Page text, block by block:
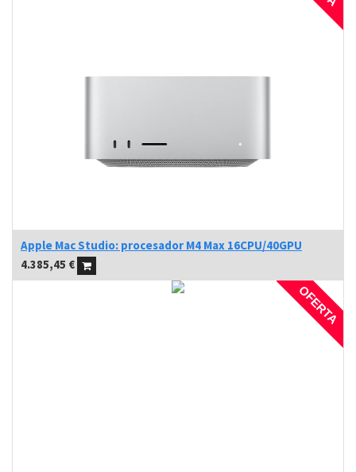
Apple Mac Studio: procesador M4 Max 16CPU/40GPU
4.385,45 €
OFERTA